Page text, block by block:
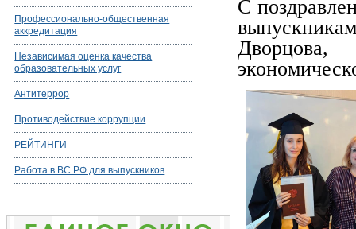
Профессионально-общественная
аккредитация
Независимая оценка качества
образовательных услуг
Антитеррор
Противодействие коррупции
РЕЙТИНГИ
Работа в ВС РФ для выпускников
С